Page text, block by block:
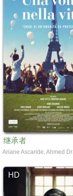
继承者
Ariane Ascaride, Ahmed
HD